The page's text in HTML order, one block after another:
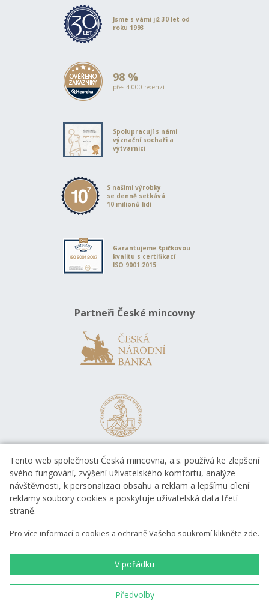
Jsme s vámi již 30 let od
roku 1993
98 %
přes 4 000 recenzí
Spolupracují s námi
význační sochaři a
výtvarníci
S našimi výrobky
se denně setkává
10 milionů lidí
Garantujeme špičkovou
kvalitu s certifikací
ISO 9001:2015
Partneři České mincovny
EVROPSKÁ UNIE
Evropský fond pro regionální rozvoj
Evropský fond pro regionální rozvoj
Investice do vaší budoucnosti
Tento web společnosti Česká mincovna, a.s. používá ke zlepšení
svého fungování, zvýšení uživatelského komfortu, analýze
návštěvnosti, k personalizaci obsahu a reklam a lepšímu cílení
reklamy soubory cookies a poskytuje uživatelská data třetí
straně.
Pro více informací o cookies a ochraně Vašeho soukromí klikněte zde.
V pořádku
Předvolby